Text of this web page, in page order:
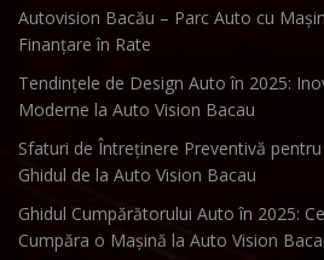
Autovision Bacău – Parc Auto cu
Finanțare în Rate
Tendințele de Design Auto în 2025:
Moderne la Auto Vision Bacau
Sfaturi de Întreținere Preventivă
Ghidul de la Auto Vision Bacau
Ghidul Cumpărătorului Auto în 2025:
Cumpăra o Mașină la Auto Vision